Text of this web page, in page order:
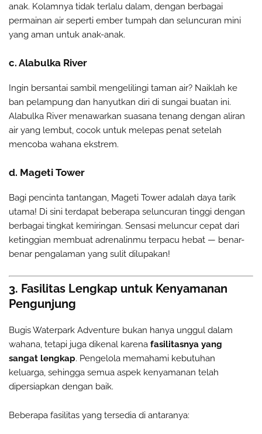
anak. Kolamnya tidak terlalu dalam, dengan berbagai
permainan air seperti ember tumpah dan seluncuran mini
yang aman untuk anak-anak.
c. Alabulka River
Ingin bersantai sambil mengelilingi taman air? Naiklah ke
ban pelampung dan hanyutkan diri di sungai buatan ini.
Alabulka River menawarkan suasana tenang dengan aliran
air yang lembut, cocok untuk melepas penat setelah
mencoba wahana ekstrem.
d. Mageti Tower
Bagi pencinta tantangan, Mageti Tower adalah daya tarik
utama! Di sini terdapat beberapa seluncuran tinggi dengan
berbagai tingkat kemiringan. Sensasi meluncur cepat dari
ketinggian membuat adrenalinmu terpacu hebat — benar-
benar pengalaman yang sulit dilupakan!
3. Fasilitas Lengkap untuk Kenyamanan
Pengunjung
Bugis Waterpark Adventure bukan hanya unggul dalam
wahana, tetapi juga dikenal karena fasilitasnya yang
sangat lengkap. Pengelola memahami kebutuhan
keluarga, sehingga semua aspek kenyamanan telah
dipersiapkan dengan baik.
Beberapa fasilitas yang tersedia di antaranya: